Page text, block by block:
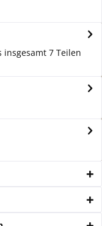
insgesamt 7 Teilen